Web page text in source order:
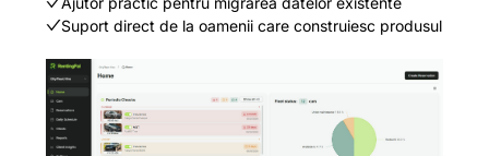
Suport direct de la oamenii care construiesc produsul